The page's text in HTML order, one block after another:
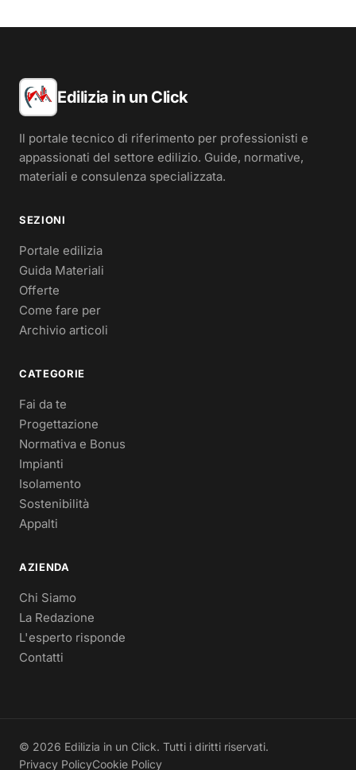
Edilizia in un Click
Il portale tecnico di riferimento per professionisti e
appassionati del settore edilizio. Guide, normative,
materiali e consulenza specializzata.
SEZIONI
Portale edilizia
Guida Materiali
Offerte
Come fare per
Archivio articoli
CATEGORIE
Fai da te
Progettazione
Normativa e Bonus
Impianti
Isolamento
Sostenibilità
Appalti
AZIENDA
Chi Siamo
La Redazione
L'esperto risponde
Contatti
© 2026 Edilizia in un Click. Tutti i diritti riservati.
Privacy PolicyCookie Policy